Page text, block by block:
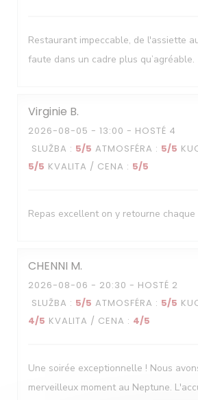
Restaurant impeccable, de l'assiette
faute dans un cadre plus qu’agréable.
Virginie B
2026-08-05 - 13:00 - HOSTÉ 4
SLUŽBA : 5/5 ATMOSFÉRA : 5/5
5/5 KVALITA / CENA : 5/5
Repas excellent on y retourne chaque
CHENNI M
2026-08-06 - 20:30 - HOSTÉ 2
SLUŽBA : 5/5 ATMOSFÉRA : 5/5
4/5 KVALITA / CENA : 4/5
Une soirée exceptionnelle ! Nous
merveilleux moment au Neptune.
Le Neptune